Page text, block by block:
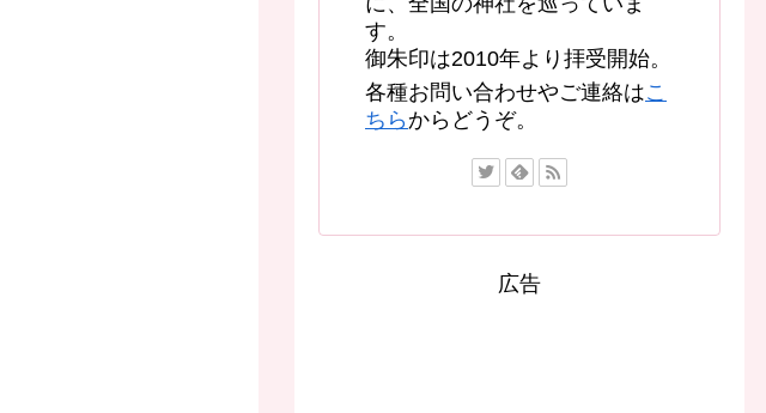
す。
御朱印は2010年より拝受開始。
各種お問い合わせやご連絡はこ
ちらからどうぞ。
広告